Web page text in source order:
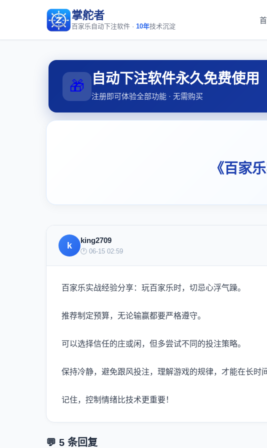
掌舵者
百家乐自动下注软件 · 10年技术沉淀
🎁 自动下注软件永久免费使用
注册即可体验全部功能 · 无需购买
《百家
k
king2709
🕐 06-15 02:59
百家乐实战经验分享：玩百家乐时，切忌心浮气躁。
推荐制定预算，无论输赢都要严格遵守。
可以选择信任的庄或闲，但多尝试不同的投注策略。
保持冷静，避免跟风投注，理解游戏的规律，才能在长时
记住，控制情绪比技术更重要！
💬 5 条回复